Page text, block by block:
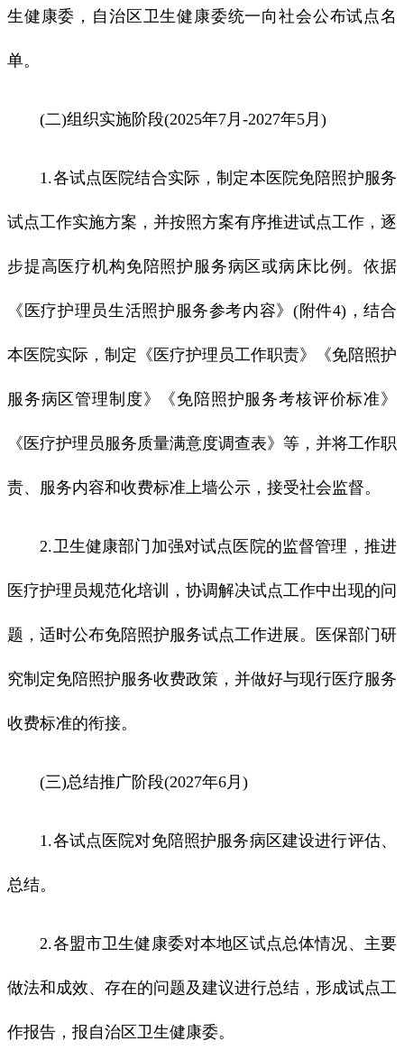
生健康委，自治区卫生健康委统一向社会公布试点名
单。
(二)组织实施阶段(2025年7月-2027年5月)
1.各试点医院结合实际，制定本医院免陪照护服务
试点工作实施方案，并按照方案有序推进试点工作，逐
步提高医疗机构免陪照护服务病区或病床比例。依据
《医疗护理员生活照护服务参考内容》(附件4)，结合
本医院实际，制定《医疗护理员工作职责》《免陪照护
服务病区管理制度》《免陪照护服务考核评价标准》
《医疗护理员服务质量满意度调查表》等，并将工作职
责、服务内容和收费标准上墙公示，接受社会监督。
2.卫生健康部门加强对试点医院的监督管理，推进
医疗护理员规范化培训，协调解决试点工作中出现的问
题，适时公布免陪照护服务试点工作进展。医保部门研
究制定免陪照护服务收费政策，并做好与现行医疗服务
收费标准的衔接。
(三)总结推广阶段(2027年6月)
1.各试点医院对免陪照护服务病区建设进行评估、
总结。
2.各盟市卫生健康委对本地区试点总体情况、主要
做法和成效、存在的问题及建议进行总结，形成试点工
作报告，报自治区卫生健康委。